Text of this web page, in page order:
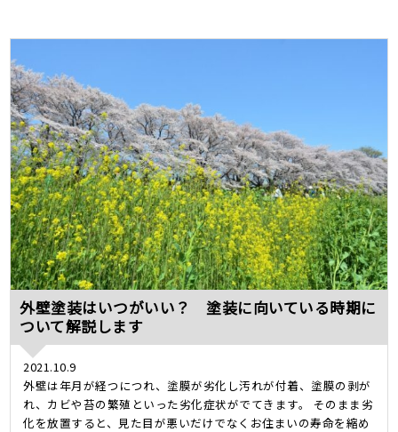
外壁塗装はいつがいい？ 塗装に向いている時期に
ついて解説します
2021.10.9
外壁は年月が経つにつれ、塗膜が劣化し汚れが付着、塗膜の剥が
れ、カビや苔の繁殖といった劣化症状がでてきます。 そのまま劣
化を放置すると、見た目が悪いだけでなくお住まいの寿命を縮め